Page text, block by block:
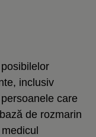
inclusiv
care
de rozmarin